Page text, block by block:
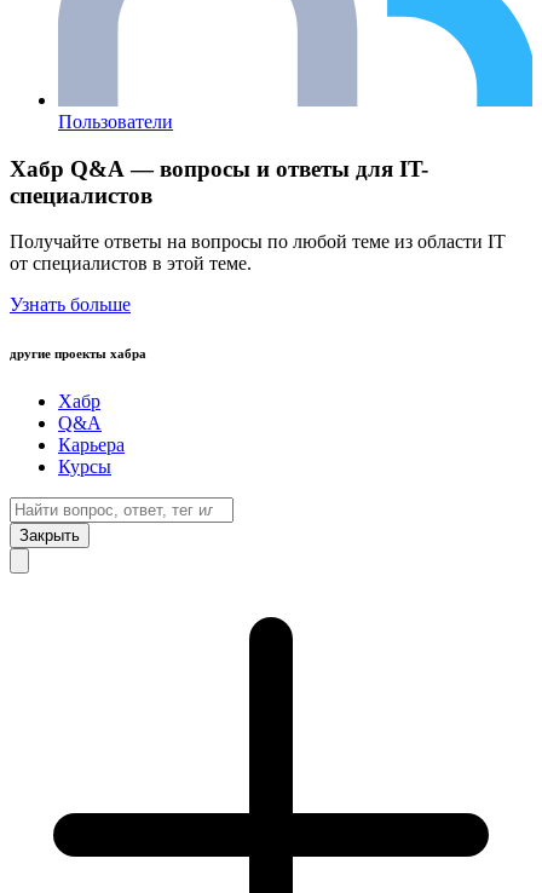
Пользователи
Хабр Q&A — вопросы и ответы для IT-
специалистов
Получайте ответы на вопросы по любой теме из области IT
от специалистов в этой теме.
Узнать больше
другие проекты хабра
Хабр
Q&A
Карьера
Курсы
Закрыть